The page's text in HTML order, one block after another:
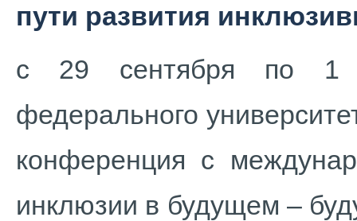
пути развития
с 29 сентября по 1
федерального
конференция с
инклюзии в будущем –